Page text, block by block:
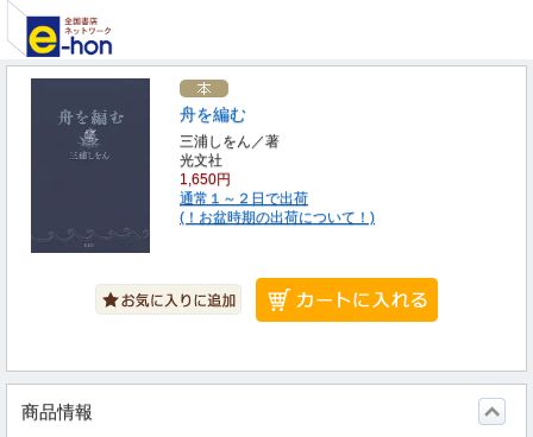
舟を編む
三浦しをん／著
光文社
1,650円
通常１～２日で出荷
(！お盆時期の出荷について！)
商品情報